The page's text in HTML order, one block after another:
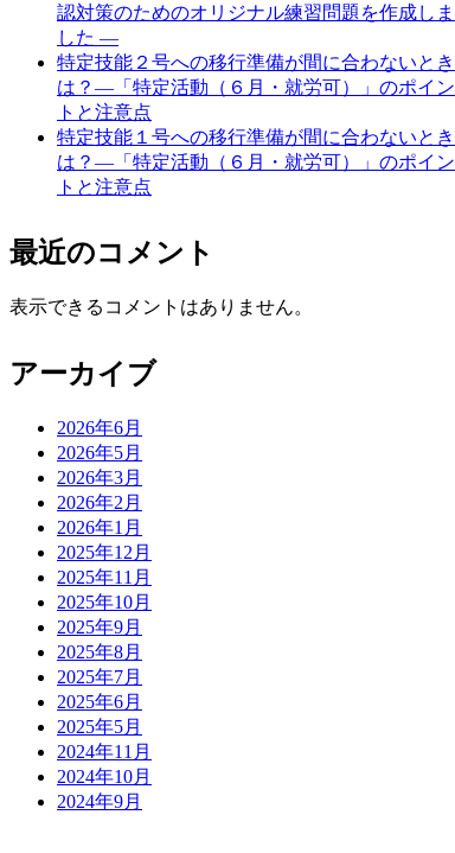
認対策のためのオリジナル練習問題を作成しま
した ―
特定技能２号への移行準備が間に合わないとき
は？―「特定活動（６月・就労可）」のポイン
トと注意点
特定技能１号への移行準備が間に合わないとき
は？―「特定活動（６月・就労可）」のポイン
トと注意点
最近のコメント
表示できるコメントはありません。
アーカイブ
2026年6月
2026年5月
2026年3月
2026年2月
2026年1月
2025年12月
2025年11月
2025年10月
2025年9月
2025年8月
2025年7月
2025年6月
2025年5月
2024年11月
2024年10月
2024年9月